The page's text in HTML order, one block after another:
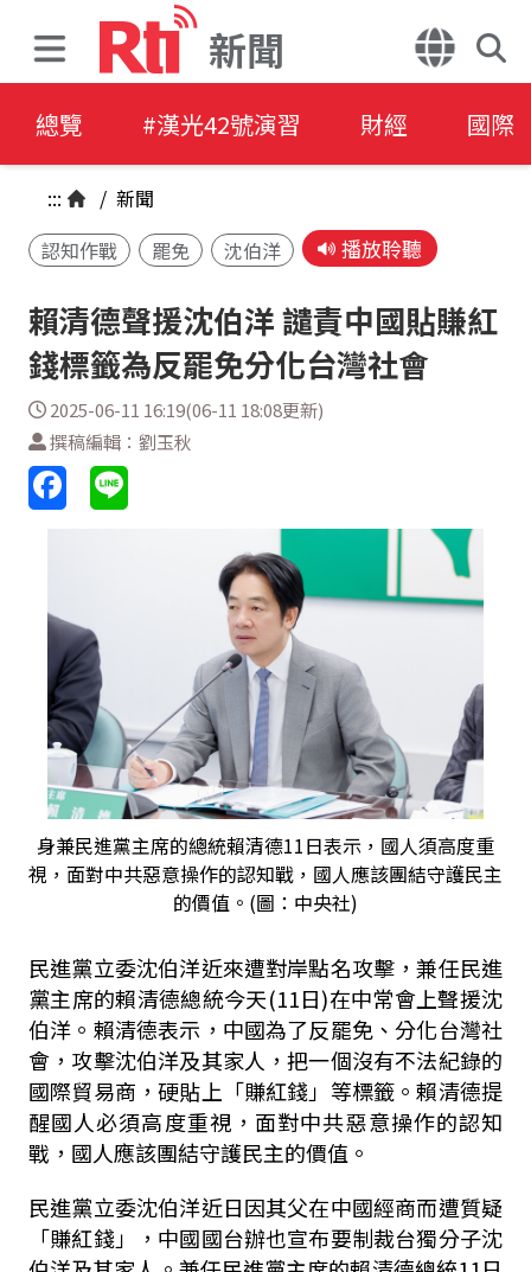
新聞
總覽 #漢光42號演習 財經 國際
::: / 新聞
認知作戰
罷免 沈伯洋 播放聆聽
賴清德聲援沈伯洋 譴責中國貼賺紅
錢標籤為反罷免分化台灣社會
2025-06-11 16:19(06-11 18:08更新)
撰稿編輯：劉玉秋
身兼民進黨主席的總統賴清德11日表示，國人須高度重
視，面對中共惡意操作的認知戰，國人應該團結守護民主
的價值。(圖：中央社)
民進黨立委沈伯洋近來遭對岸點名攻擊，兼任民進
黨主席的賴清德總統今天(11日)在中常會上聲援沈
伯洋。賴清德表示，中國為了反罷免、分化台灣社
會，攻擊沈伯洋及其家人，把一個沒有不法紀錄的
國際貿易商，硬貼上「賺紅錢」等標籤。賴清德提
醒國人必須高度重視，面對中共惡意操作的認知
戰，國人應該團結守護民主的價值。
民進黨立委沈伯洋近日因其父在中國經商而遭質疑
「賺紅錢」，中國國台辦也宣布要制裁台獨分子沈